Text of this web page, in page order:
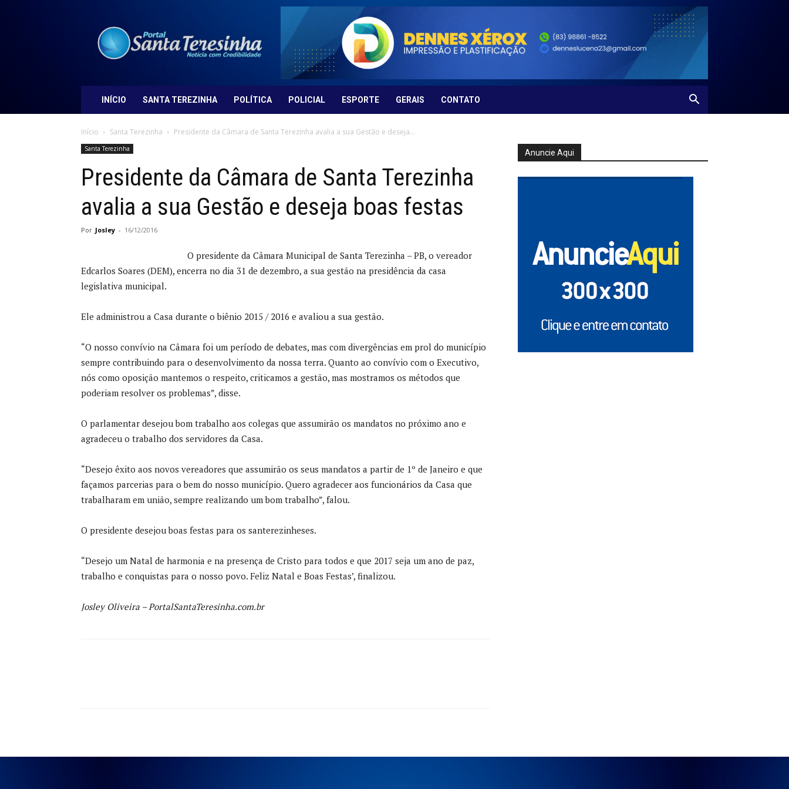
Santa
Teresinha
INÍCIO SANTA TEREZINHA POLÍTICA POLICIAL ESPORTE GERAIS CONTATO
Início Santa Terezinha Presidente da Câmara de Santa Terezinha avalia a sua Gestão e deseja...
Santa Terezinha
Presidente da Câmara de Santa Terezinha
avalia a sua Gestão e deseja boas festas
Por Josley - 16/12/2016
O presidente da Câmara Municipal de Santa Terezinha – PB, o vereador
Edcarlos Soares (DEM), encerra no dia 31 de dezembro, a sua gestão na presidência da casa
legislativa municipal.
Ele administrou a Casa durante o biênio 2015 / 2016 e avaliou a sua gestão.
“O nosso convívio na Câmara foi um período de debates, mas com divergências em prol do município
sempre contribuindo para o desenvolvimento da nossa terra. Quanto ao convívio com o Executivo,
nós como oposição mantemos o respeito, criticamos a gestão, mas mostramos os métodos que
poderiam resolver os problemas”, disse.
O parlamentar desejou bom trabalho aos colegas que assumirão os mandatos no próximo ano e
agradeceu o trabalho dos servidores da Casa.
“Desejo êxito aos novos vereadores que assumirão os seus mandatos a partir de 1º de Janeiro e que
façamos parcerias para o bem do nosso município. Quero agradecer aos funcionários da Casa que
trabalharam em união, sempre realizando um bom trabalho”, falou.
O presidente desejou boas festas para os santerezinheses.
“Desejo um Natal de harmonia e na presença de Cristo para todos e que 2017 seja um ano de paz,
trabalho e conquistas para o nosso povo. Feliz Natal e Boas Festas’, finalizou.
Josley Oliveira – PortalSantaTeresinha.com.br
Anuncie Aqui